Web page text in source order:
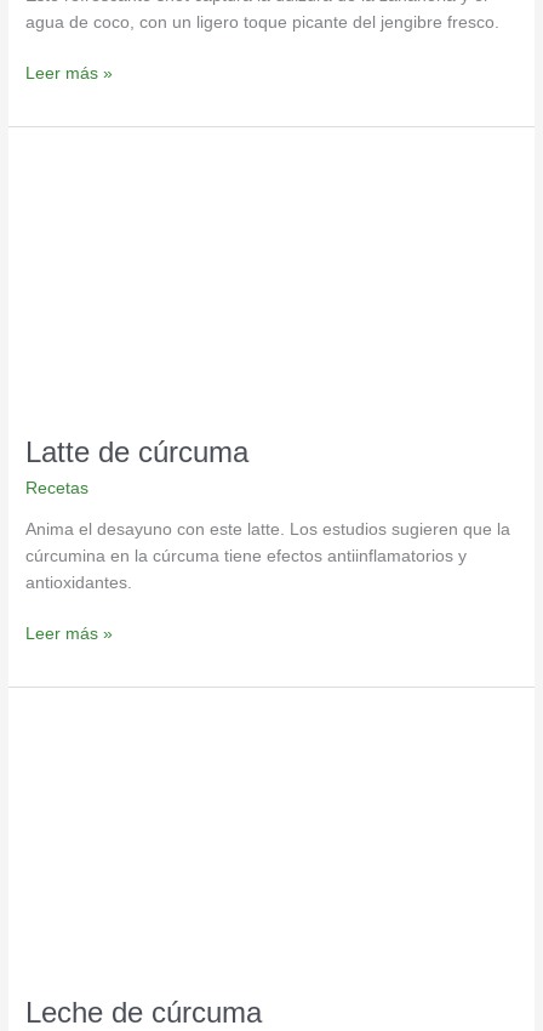
agua de coco, con un ligero toque picante del jengibre fresco.
Leer más »
Latte de cúrcuma
Recetas
Anima el desayuno con este latte. Los estudios sugieren que la
cúrcumina en la cúrcuma tiene efectos antiinflamatorios y
antioxidantes.
Leer más »
Leche de cúrcuma